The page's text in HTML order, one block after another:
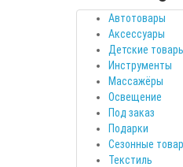
Автотовары
Аксессуары
Детские
Инструменты
Массажёры
Освещение
Под заказ
Подарки
Сезонные
Текстиль